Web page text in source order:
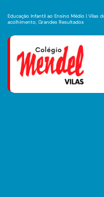
Educação Infantil ao Ensino Médio | Vilas
acolhimento, Grandes Resultados